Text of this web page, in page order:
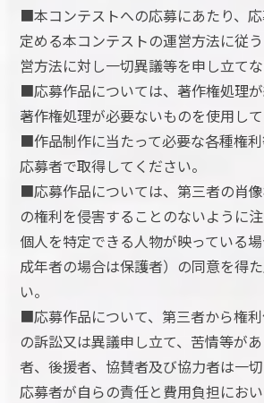
■本コンテストへの応募にあたり、
定める本コンテストの運営方法に従
営方法に対し一切異議等を申し立てな
■応募作品については、著作権処理
著作権処理が必要ないものを使用して
■作品制作に当たって必要な各種権
応募者で取得してください。
■応募作品については、第三者の肖
の権利を侵害することのないように注
個人を特定できる人物が映っている
成年者の場合は保護者）の同意を得
い。
■応募作品について、第三者から権
の訴訟又は異議申し立て、苦情等が
者、後援者、協賛者及び協力者は一切
応募者が自らの責任と費用負担にお